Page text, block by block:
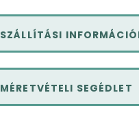
SZÁLLÍTÁSI
MÉRETVÉTELI SEGÉDLET